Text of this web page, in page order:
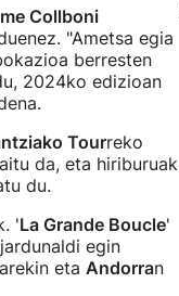
Collboni
"Ametsa egia
berresten
2024ko edizioan
Tourreko
da, eta hiriburuak
du.
'La Grande Boucle'
egin
eta Andorran